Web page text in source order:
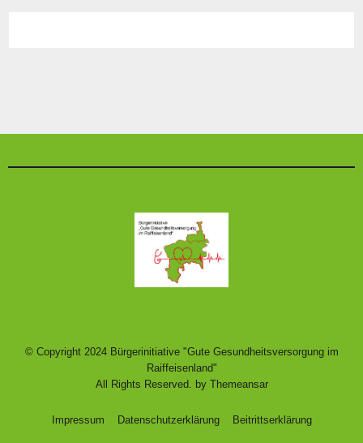
© Copyright 2024 Bürgerinitiative "Gute Gesundheitsversorgung im
Raiffeisenland"
All Rights Reserved. by Themeansar
Impressum Datenschutzerklärung Beitrittserklärung